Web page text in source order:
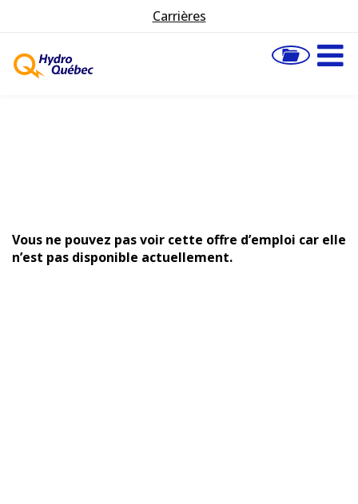
Carrières
Vous ne pouvez pas voir cette offre d’emploi car elle
n’est pas disponible actuellement.